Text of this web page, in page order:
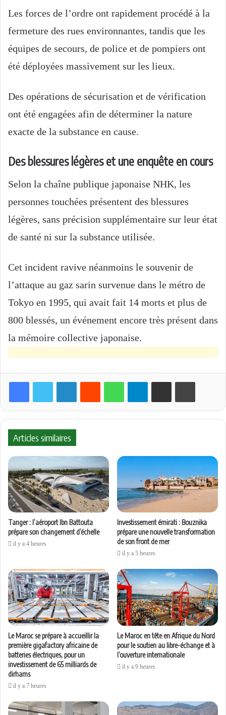
Les forces de l’ordre ont rapidement procédé à la
fermeture des rues environnantes, tandis que les
équipes de secours, de police et de pompiers ont
été déployées massivement sur les lieux.
Des opérations de sécurisation et de vérification
ont été engagées afin de déterminer la nature
exacte de la substance en cause.
Des blessures légères et une enquête en cours
Selon la chaîne publique japonaise NHK, les
personnes touchées présentent des blessures
légères, sans précision supplémentaire sur leur état
de santé ni sur la substance utilisée.
Cet incident ravive néanmoins le souvenir de
l’attaque au gaz sarin survenue dans le métro de
Tokyo en 1995, qui avait fait 14 morts et plus de
800 blessés, un événement encore très présent dans
la mémoire collective japonaise.
Telegram
Articles similaires
Tanger : l’aéroport Ibn Battouta
prépare son changement d’échelle
il y a 4 heures
Investissement émirati : Bouznika
prépare une nouvelle transformation
de son front de mer
il y a 5 heures
Le Maroc se prépare à accueillir la
première gigafactory africaine de
batteries électriques, pour un
investissement de 65 milliards de
dirhams
il y a 7 heures
Le Maroc en tête en Afrique du Nord
pour le soutien au libre-échange et à
l’ouverture internationale
il y a 9 heures